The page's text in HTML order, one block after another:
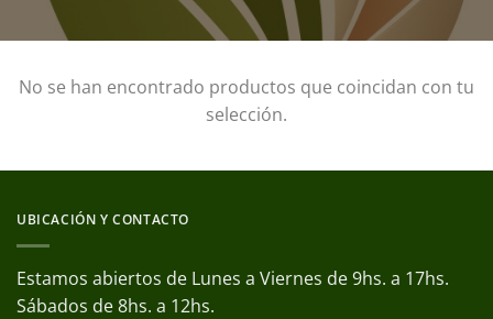
No se han encontrado productos que coincidan con tu
selección.
UBICACIÓN Y CONTACTO
Estamos abiertos de Lunes a Viernes de 9hs. a 17hs.
Sábados de 8hs. a 12hs.